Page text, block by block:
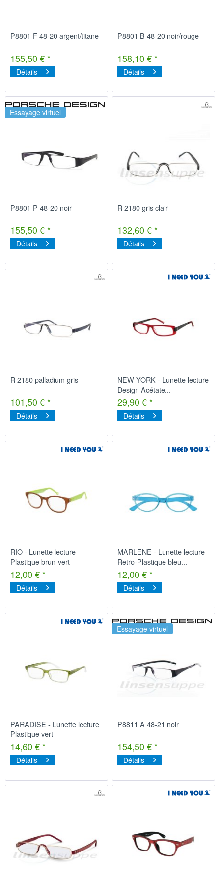
P8801 F 48-20 argent/titane
155,50 € *
Détails
P8801 B 48-20 noir/rouge
158,10 € *
Détails
Essayage virtuel
P8801 P 48-20 noir
155,50 € *
Détails
R 2180 gris clair
132,60 € *
Détails
R 2180 palladium gris
101,50 € *
Détails
NEW YORK - Lunette lecture
Design Acétate...
29,90 € *
Détails
RIO - Lunette lecture
Plastique brun-vert
12,00 € *
Détails
MARLENE - Lunette lecture
Retro-Plastique bleu...
12,00 € *
Détails
PARADISE - Lunette lecture
Plastique vert
14,60 € *
Détails
Essayage virtuel
P8811 A 48-21 noir
154,50 € *
Détails